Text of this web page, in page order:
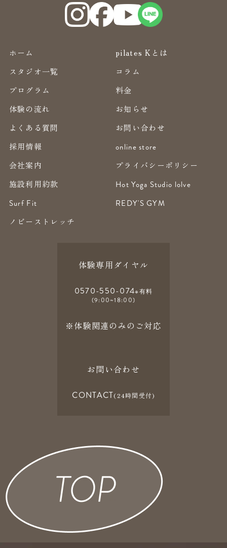
ホーム
pilates Kとは
スタジオ一覧
コラム
プログラム
料金
体験の流れ
お知らせ
よくある質問
お問い合わせ
採用情報
online store
会社案内
プライバシーポリシー
施設利用約款
Hot Yoga Studio lolve
Surf Fit
REDY'S GYM
ノビーストレッチ
体験専用ダイヤル
0570-550-074※有料
(9:00~18:00)
※体験関連のみのご対応
お問い合わせ
CONTACT(24時間受付)